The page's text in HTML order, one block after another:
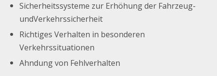
Sicherheitssysteme zur Erhöhung der Fahrzeug-
undVerkehrssicherheit
Richtiges Verhalten in besonderen
Verkehrssituationen
Ahndung von Fehlverhalten